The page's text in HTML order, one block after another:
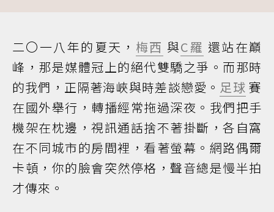
二〇一八年的夏天， 梅西 與C羅 還站在巔
峰，那是媒體冠上的絕代雙驕之爭。而那時
的我們，正隔著海峽與時差談戀愛。 足球 賽
在國外舉行，轉播經常拖過深夜。我們把手
機架在枕邊，視訊通話捨不著掛斷，各自窩
在不同城市的房間裡，看著螢幕。網路偶爾
卡頓，你的臉會突然停格，聲音總是慢半拍
才傳來。